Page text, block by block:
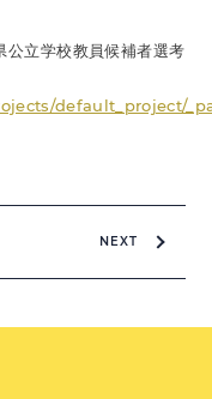
公立学校教員候補者選考
default_project/
NEXT